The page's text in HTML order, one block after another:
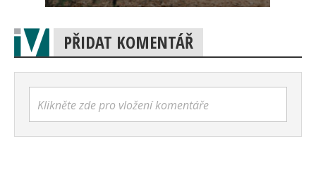
PŘIDAT KOMENTÁŘ
Klikněte zde pro vložení komentáře